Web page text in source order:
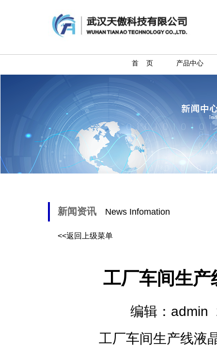
首 页 产品中心
新闻资讯 News Infomation
<<返回上级菜单
工厂车间生产
编辑：admin
工厂车间生产线液晶